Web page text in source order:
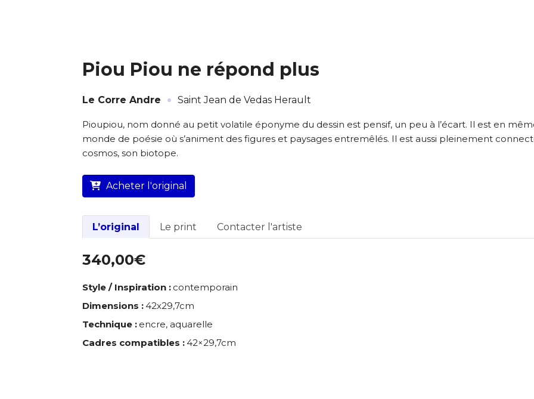
L’artiste assume l’entière responsabilité de cette annonce ainsi que la vente et la
Lieu où se trouve l’œuvre originale :
Piou Piou ne répond plus
Le Corre Andre · Saint Jean de Vedas Herault
Pioupiou, nom donné au petit volatile éponyme du dessin est pensif, un peu à l’écart. Il est en
monde de poésie où s’animent des figures et paysages entremêlés. Il est aussi pleinement
cosmos, son biotope.
Acheter l'original
L’original Le print Contacter l'artiste
340,00€
Style / Inspiration : contemporain
Dimensions :42x29,7cm
Technique : encre, aquarelle
Cadres compatibles :42×29,7cm